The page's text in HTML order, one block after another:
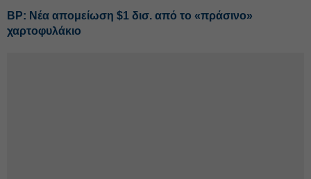
BP: Νέα απομείωση $1 δισ. από το «πράσινο»
χαρτοφυλάκιο